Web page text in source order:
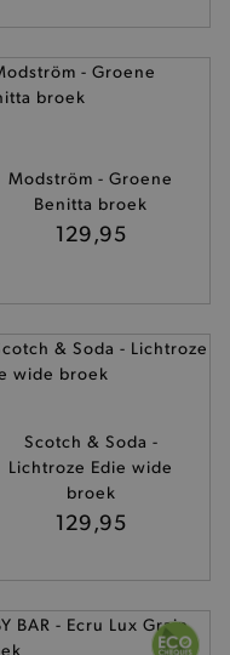
Modström - Groene
Benitta broek
129,95
Scotch & Soda -
Lichtroze Edie wide
broek
129,95